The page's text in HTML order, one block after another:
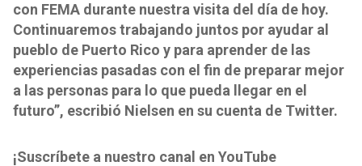
con FEMA durante nuestra visita del día de hoy.
Continuaremos trabajando juntos por ayudar al
pueblo de Puerto Rico y para aprender de las
experiencias pasadas con el fin de preparar mejor
a las personas para lo que pueda llegar en el
futuro”, escribió Nielsen en su cuenta de Twitter.
¡Suscríbete a nuestro canal en YouTube